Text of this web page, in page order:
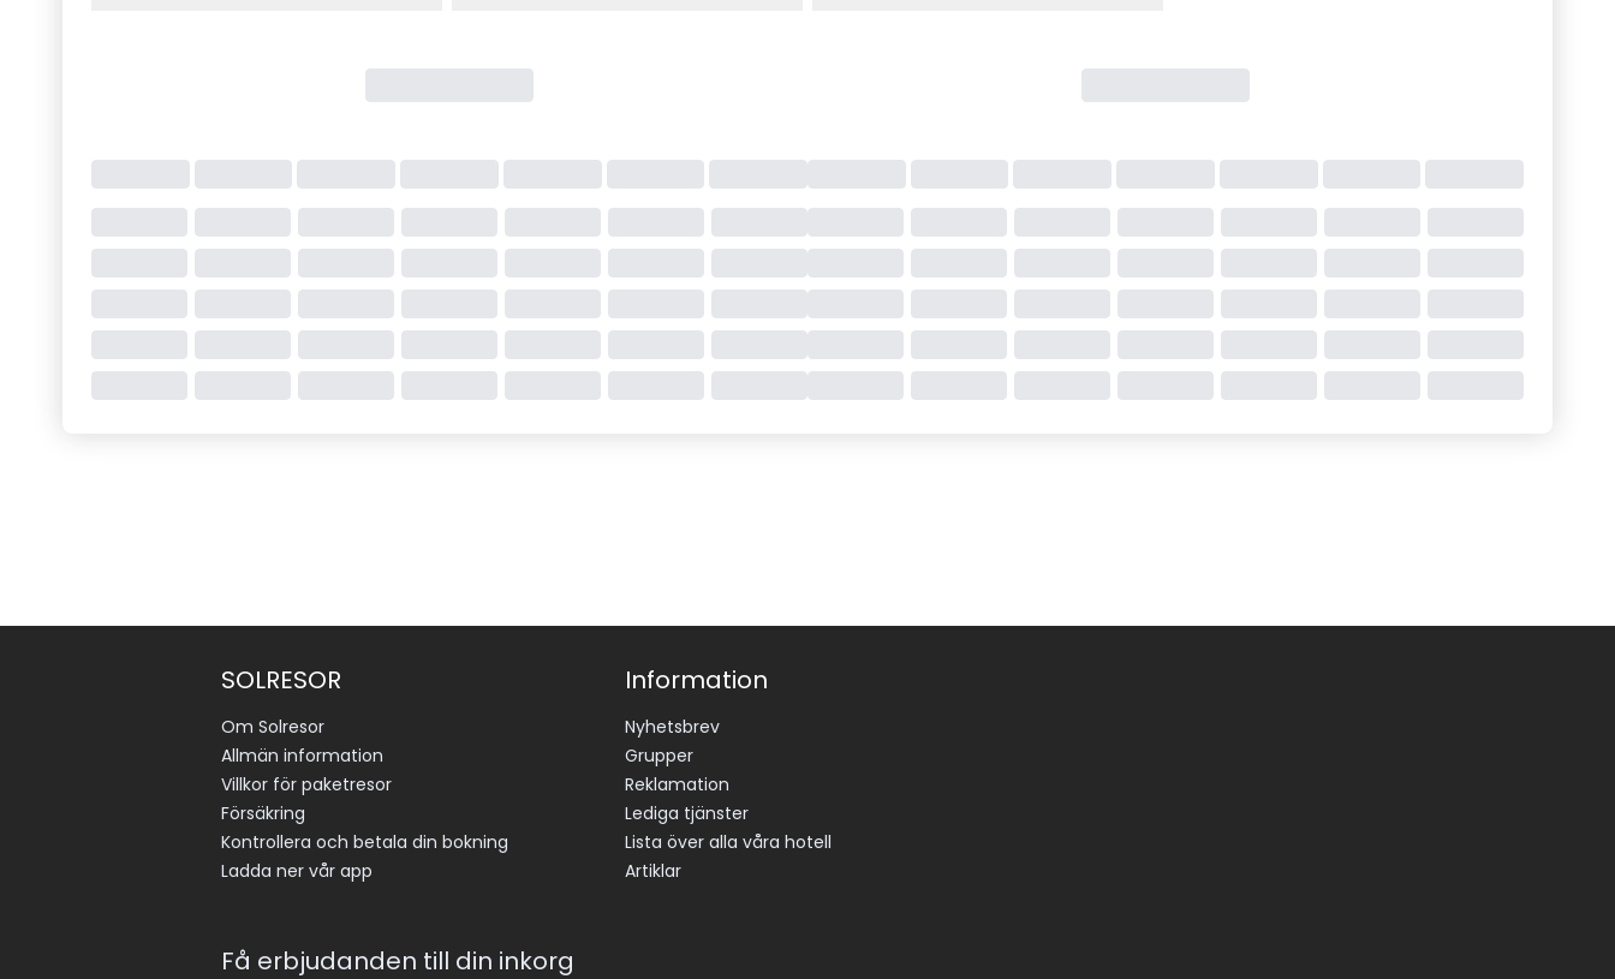
SOLRESOR
Om Solresor
Allmän information
Villkor för paketresor
Försäkring
Kontrollera och betala din bokning
Ladda ner vår app
Information
Nyhetsbrev
Grupper
Reklamation
Lediga tjänster
Lista över alla våra hotell
Artiklar
Få erbjudanden till din inkorg